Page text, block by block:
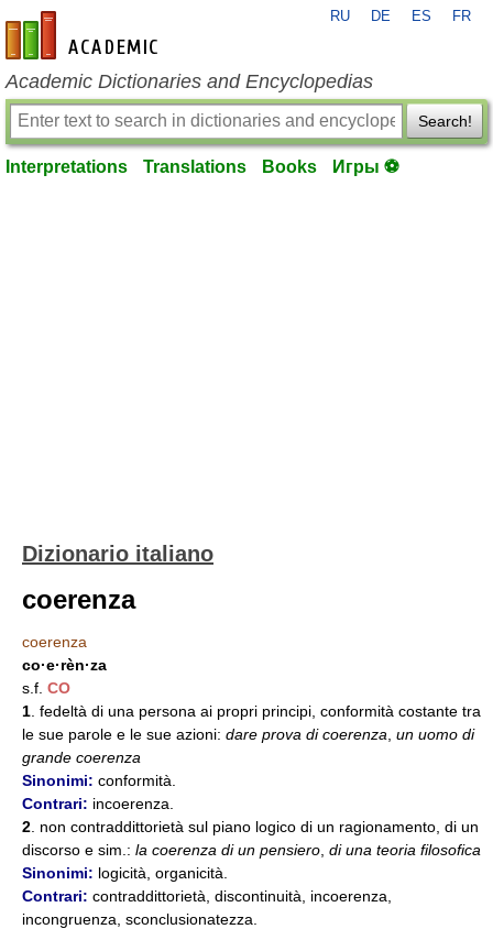
en-academic.com
RU DE ES FR
Academic Dictionaries and Encyclopedias
Search!
Interpretations Translations Books Игры ⚽
Dizionario italiano
coerenza
coerenza
co·e·rèn·za
s.f. CO
1 . fedeltà di una persona ai propri principi, conformità costante tra
le sue parole e le sue azioni: dare prova di coerenza un uomo di
grande coerenza
Sinonimi: conformità.
Contrari: incoerenza.
2 . non contraddittorietà sul piano logico di un ragionamento, di un
discorso e sim.: la coerenza di un pensiero di una teoria filosofica
Sinonimi: logicità, organicità.
Contrari: contraddittorietà, discontinuità, incoerenza,
incongruenza, sconclusionatezza.